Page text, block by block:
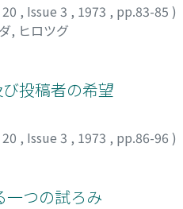
, Issue 3 , 1973 , pp.83-85 )
, ヒロツグ
投稿者の希望
, Issue 3 , 1973 , pp.86-96 )
一つの試ろみ